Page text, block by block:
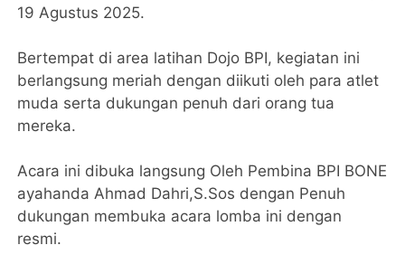
19 Agustus 2025.
Bertempat di area latihan Dojo BPI, kegiatan ini
berlangsung meriah dengan diikuti oleh para atlet
muda serta dukungan penuh dari orang tua
mereka.
Acara ini dibuka langsung Oleh Pembina BPI BONE
ayahanda Ahmad Dahri,S.Sos dengan Penuh
dukungan membuka acara lomba ini dengan
resmi.